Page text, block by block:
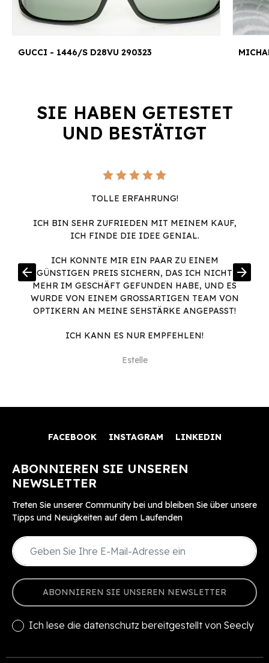
GUCCI - 1446/S D28VU 290323
SIE HABEN GETESTET
UND BESTÄTIGT
TOLLE ERFAHRUNG!
ICH BIN SEHR ZUFRIEDEN MIT MEINEM KAUF,
ICH FINDE DIE IDEE GENIAL.
ICH KONNTE MIR EIN PAAR ZU EINEM
GÜNSTIGEN PREIS SICHERN, DAS ICH NICHT
MEHR IM GESCHÄFT GEFUNDEN HABE, UND ES
WURDE VON EINEM GROSSARTIGEN TEAM VON O
PTIKERN AN MEINE SEHSTÄRKE ANGEPASST!
ICH KANN ES NUR EMPFEHLEN!
Estelle
arrow_back arrow_forward
FACEBOOK INSTAGRAM LINKEDIN
ABONNIEREN SIE UNSEREN
NEWSLETTER
Treten Sie unserer Community bei und bleiben Sie über unsere
Tipps und Neuigkeiten auf dem Laufenden
ABONNIEREN SIE UNSEREN NEWSLETTER
Ich lese die datenschutz bereitgestellt von Seecly